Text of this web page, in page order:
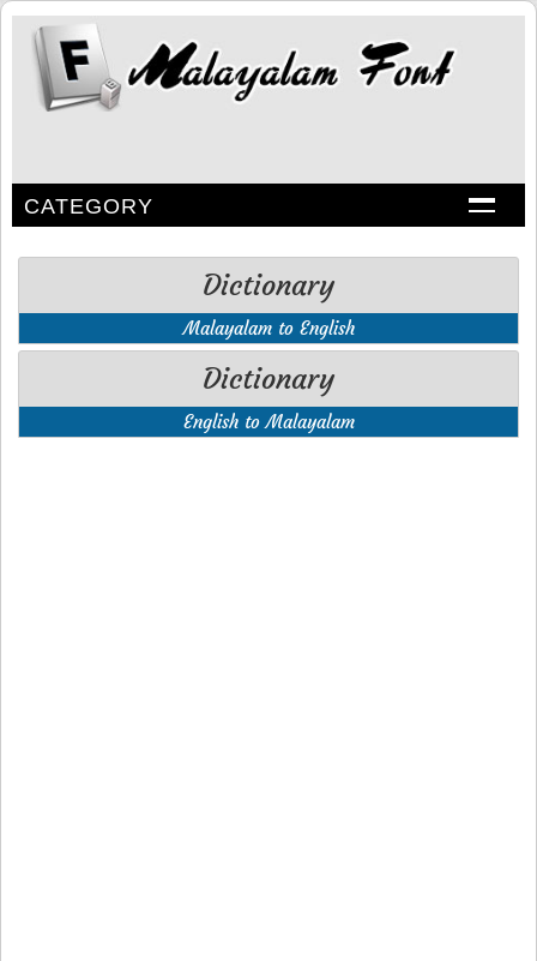
CATEGORY
Dictionary
Malayalam to English
Dictionary
English to Malayalam